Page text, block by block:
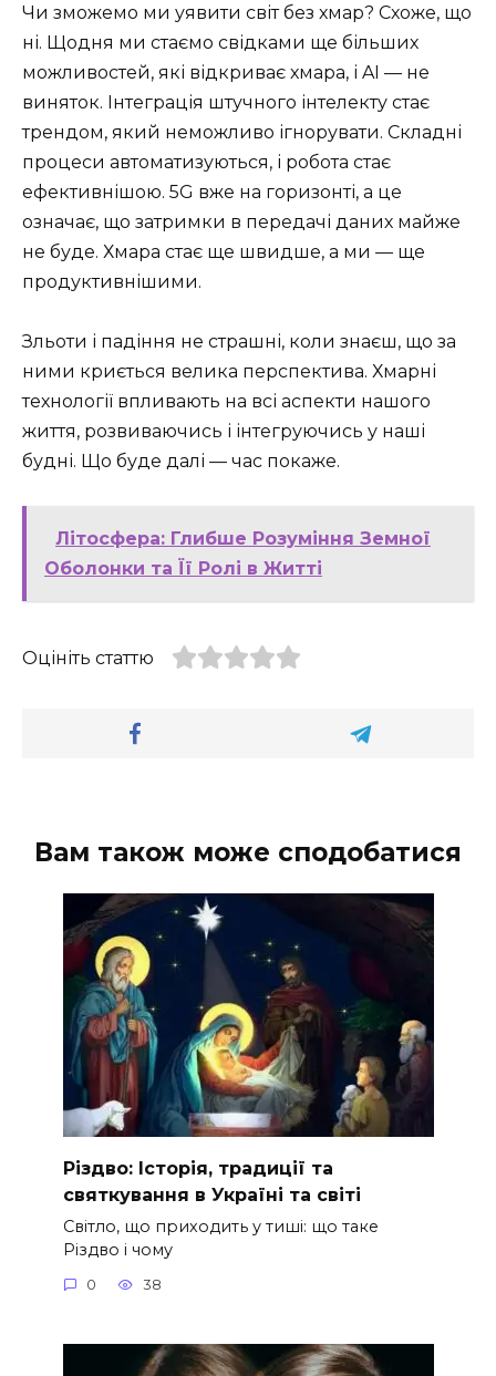
Чи зможемо ми уявити світ без хмар? Схоже, що
ні. Щодня ми стаємо свідками ще більших
можливостей, які відкриває хмара, і AI — не
виняток. Інтеграція штучного інтелекту стає
трендом, який неможливо ігнорувати. Складні
процеси автоматизуються, і робота стає
ефективнішою. 5G вже на горизонті, а це
означає, що затримки в передачі даних майже
не буде. Хмара стає ще швидше, а ми — ще
продуктивнішими.
Зльоти і падіння не страшні, коли знаєш, що за
ними криється велика перспектива. Хмарні
технології впливають на всі аспекти нашого
життя, розвиваючись і інтегруючись у наші
будні. Що буде далі — час покаже.
Літосфера: Глибше Розуміння Земної
Оболонки та Її Ролі в Житті
Оцініть статтю
Вам також може сподобатися
Різдво: Історія, традиції та
святкування в Україні та світі
Світло, що приходить у тиші: що таке
Різдво і чому
0 38